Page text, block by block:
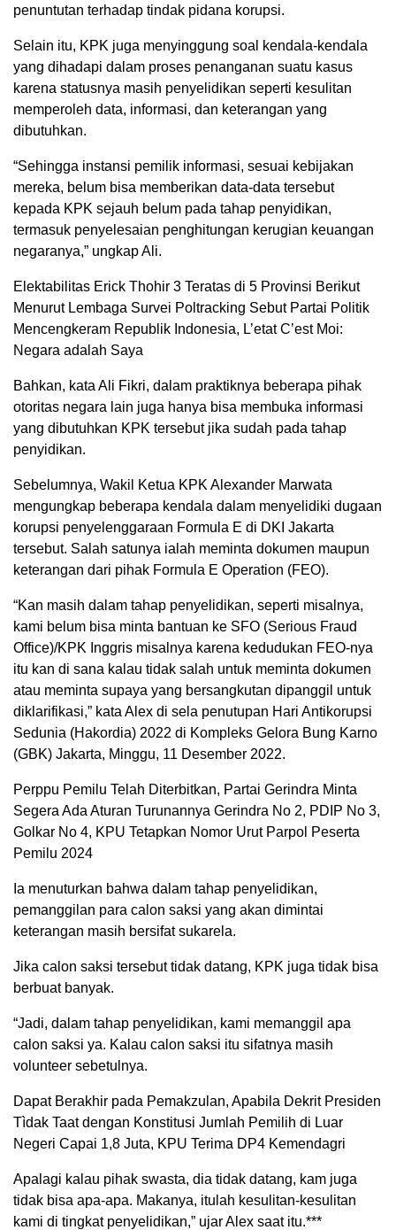
penuntutan terhadap tindak pidana korupsi.
Selain itu, KPK juga menyinggung soal kendala-kendala
yang dihadapi dalam proses penanganan suatu kasus
karena statusnya masih penyelidikan seperti kesulitan
memperoleh data, informasi, dan keterangan yang
dibutuhkan.
“Sehingga instansi pemilik informasi, sesuai kebijakan
mereka, belum bisa memberikan data-data tersebut
kepada KPK sejauh belum pada tahap penyidikan,
termasuk penyelesaian penghitungan kerugian keuangan
negaranya,” ungkap Ali.
Elektabilitas Erick Thohir 3 Teratas di 5 Provinsi Berikut
Menurut Lembaga Survei Poltracking Sebut Partai Politik
Mencengkeram Republik Indonesia, L’etat C’est Moi:
Negara adalah Saya
Bahkan, kata Ali Fikri, dalam praktiknya beberapa pihak
otoritas negara lain juga hanya bisa membuka informasi
yang dibutuhkan KPK tersebut jika sudah pada tahap
penyidikan.
Sebelumnya, Wakil Ketua KPK Alexander Marwata
mengungkap beberapa kendala dalam menyelidiki dugaan
korupsi penyelenggaraan Formula E di DKI Jakarta
tersebut. Salah satunya ialah meminta dokumen maupun
keterangan dari pihak Formula E Operation (FEO).
“Kan masih dalam tahap penyelidikan, seperti misalnya,
kami belum bisa minta bantuan ke SFO (Serious Fraud
Office)/KPK Inggris misalnya karena kedudukan FEO-nya
itu kan di sana kalau tidak salah untuk meminta dokumen
atau meminta supaya yang bersangkutan dipanggil untuk
diklarifikasi,” kata Alex di sela penutupan Hari Antikorupsi
Sedunia (Hakordia) 2022 di Kompleks Gelora Bung Karno
(GBK) Jakarta, Minggu, 11 Desember 2022.
Perppu Pemilu Telah Diterbitkan, Partai Gerindra Minta
Segera Ada Aturan Turunannya Gerindra No 2, PDIP No 3,
Golkar No 4, KPU Tetapkan Nomor Urut Parpol Peserta
Pemilu 2024
Ia menuturkan bahwa dalam tahap penyelidikan,
pemanggilan para calon saksi yang akan dimintai
keterangan masih bersifat sukarela.
Jika calon saksi tersebut tidak datang, KPK juga tidak bisa
berbuat banyak.
“Jadi, dalam tahap penyelidikan, kami memanggil apa
calon saksi ya. Kalau calon saksi itu sifatnya masih
volunteer sebetulnya.
Dapat Berakhir pada Pemakzulan, Apabila Dekrit Presiden
Tìdak Taat dengan Konstitusi Jumlah Pemilih di Luar
Negeri Capai 1,8 Juta, KPU Terima DP4 Kemendagri
Apalagi kalau pihak swasta, dia tidak datang, kam juga
tidak bisa apa-apa. Makanya, itulah kesulitan-kesulitan
kami di tingkat penyelidikan,” ujar Alex saat itu.***